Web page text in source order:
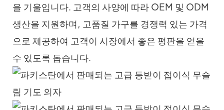
을 기울입니다. 고객의 사양에 따라 OEM 및 ODM
생산을 지원하며, 고품질 가구를 경쟁력 있는 가격
으로 제공하여 고객이 시장에서 좋은 평판을 얻을
수 있도록 돕습니다.